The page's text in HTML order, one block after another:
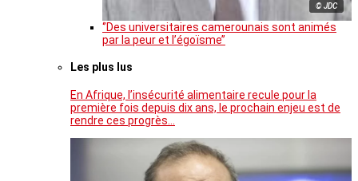
© JDC
‘’Des universitaires camerounais sont animés
par la peur et l’égoïsme’’
Les plus lus
En Afrique, l’insécurité alimentaire recule pour la
première fois depuis dix ans, le prochain enjeu est de
rendre ces progrès…